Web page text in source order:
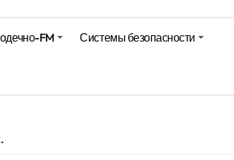
в школьном питании
FM Системы безопасности